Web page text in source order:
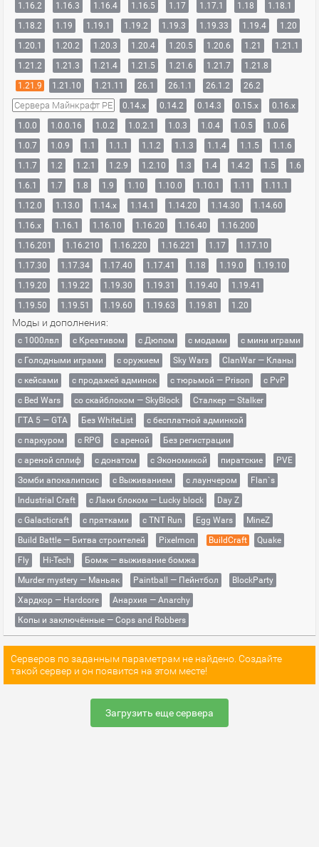
1.16.2
1.16.3 1.16.4 1.16.5 1.17 1.17.1 1.18
1.18.1
1.18.2
1.19 1.19.1 1.19.2 1.19.3 1.19.33 1.19.4
1.20
1.20.1
1.20.2 1.20.3 1.20.4 1.20.5 1.20.6 1.21
1.21.1
1.21.2
1.21.3 1.21.4 1.21.5 1.21.6 1.21.7
1.21.8
1.21.9
1.21.10 1.21.11 26.1 26.1.1 26.1.2 26.2
Сервера Майнкрафт PE 0.14.x 0.14.2 0.14.3 0.15.x
0.16.x
1.0.0
1.0.0.16 1.0.2 1.0.2.1 1.0.3 1.0.4 1.0.5
1.0.6
1.0.7
1.0.9 1.1 1.1.1 1.1.2 1.1.3 1.1.4 1.1.5
1.1.6
1.1.7
1.2 1.2.1 1.2.9 1.2.10 1.3 1.4 1.4.2 1.5
1.6
1.6.1
1.7 1.8 1.9 1.10 1.10.0 1.10.1 1.11
1.11.1
1.12.0
1.13.0 1.14.x 1.14.1 1.14.20 1.14.30
1.14.60
1.16.x
1.16.1 1.16.10 1.16.20 1.16.40
1.16.200
1.16.201
1.16.210 1.16.220 1.16.221 1.17
1.17.10
1.17.30
1.17.34 1.17.40 1.17.41 1.18 1.19.0
1.19.10
1.19.20
1.19.22 1.19.30 1.19.31 1.19.40
1.19.41
1.19.50
1.19.51 1.19.60 1.19.63 1.19.81 1.20
Моды и дополнения:
с 1000лвл c Креативом с Дюпом с модами
с мини играми
с Голодными играми
с оружием Sky Wars
ClanWar — Кланы
с кейсами
с продажей админок с тюрьмой — Prison
с PvP
с Bed Wars
со скайблоком — SkyBlock
Сталкер — Stalker
ГТА 5 — GTA
Без WhiteList
с бесплатной админкой
с паркуром
с RPG с ареной
Без регистрации
с ареной сплиф
с донатом с Экономикой пиратские
PVE
Зомби апокалипсис
с Выживанием с лаунчером
Flan`s
Industrial Craft
с Лаки блоком — Lucky block
Day Z
с Galacticraft
с прятками с TNT Run Egg Wars
MineZ
Build Battle — Битва строителей
Pixelmon BuildCraft
Quake
Fly
Hi-Tech
Бомж — выживание бомжа
Murder mystery — Маньяк
Paintball — Пейнтбол
BlockParty
Хардкор — Hardcore
Анархия — Anarchy
Копы и заключённые — Cops and Robbers
Серверов по заданным параметрам не найдено. Создайте
такой сервер и он появится на этом месте!
Загрузить еще сервера